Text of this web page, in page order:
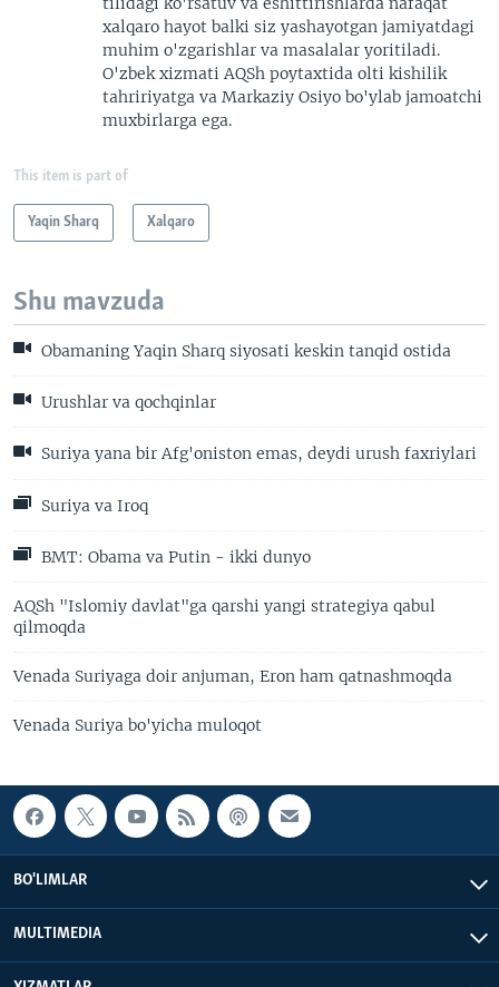
xalqaro hayot balki siz yashayotgan jamiyatdagi
muhim o'zgarishlar va masalalar yoritiladi.
O'zbek xizmati AQSh poytaxtida olti kishilik
tahririyatga va Markaziy Osiyo bo'ylab jamoatchi
muxbirlarga ega.
This item is part of
Yaqin Sharq Xalqaro
Shu mavzuda
Obamaning Yaqin Sharq siyosati keskin tanqid ostida
Urushlar va qochqinlar
Suriya yana bir Afg'oniston emas, deydi urush faxriylari
Suriya va Iroq
BMT: Obama va Putin - ikki dunyo
AQSh "Islomiy davlat"ga qarshi yangi strategiya qabul
qilmoqda
Venada Suriyaga doir anjuman, Eron ham qatnashmoqda
Venada Suriya bo'yicha muloqot
BO'LIMLAR
MULTIMEDIA